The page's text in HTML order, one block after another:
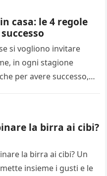
casa: le 4 regole
si vogliono invitare
in ogni stagione
per avere successo,…
la birra ai cibi?
la birra ai cibi? Un
insieme i gusti e le